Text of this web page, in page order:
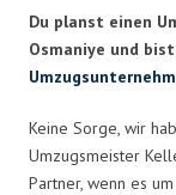
Du planst einen
Osmaniye und
Keine Sorge, wir
Umzugsmeister
Partner, wenn es